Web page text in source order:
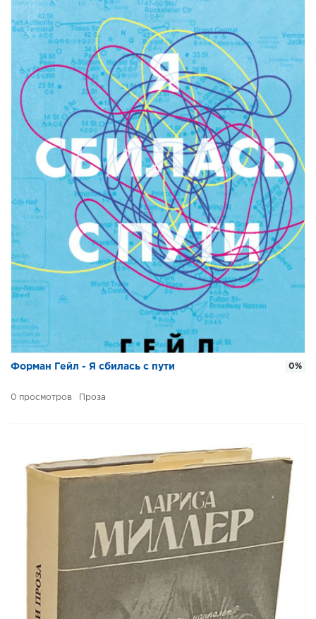
Форман Гейл - Я сбилась с пути
0 Проза
0%